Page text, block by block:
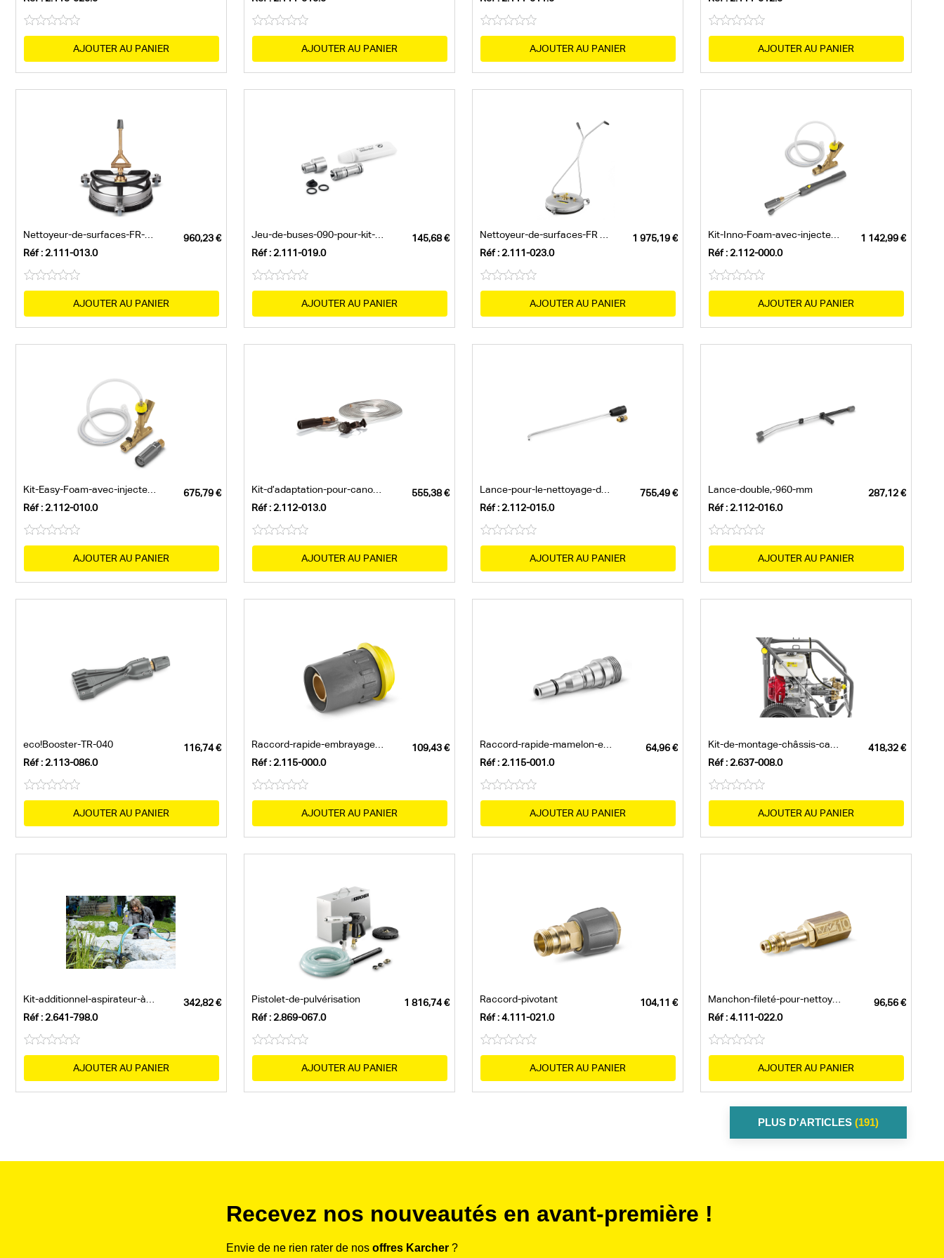
AJOUTER AU PANIER AJOUTER AU PANIER AJOUTER AU PANIER AJOUTER AU PANIER
Nettoyeur-de-surfaces-FR-30-Me
Réf : 2.111-013.0
AJOUTER AU PANIER
Jeu-de-buses-090-pour-kit-Inno/Easy-700–...
Réf : 2.111-019.0
AJOUTER AU PANIER
Nettoyeur-de-surfaces-FR 50-Me
Réf : 2.111-023.0
AJOUTER AU PANIER
Kit-Inno-Foam-avec-injecteur-de-détergent
Réf : 2.112-000.0
AJOUTER AU PANIER
Kit-Easy-Foam-avec-injecteur-de-détergent
Réf : 2.112-010.0
AJOUTER AU PANIER
Kit-d’adaptation-pour-canon-à-mousse
Réf : 2.112-013.0
AJOUTER AU PANIER
Lance-pour-le-nettoyage-des-caniveaux
Réf : 2.112-015.0
AJOUTER AU PANIER
Lance-double,-960-mm
Réf : 2.112-016.0
AJOUTER AU PANIER
eco!Booster-TR-040
Réf : 2.113-086.0
AJOUTER AU PANIER
Raccord-rapide-embrayage-taraudage-trapé
Réf : 2.115-000.0
AJOUTER AU PANIER
Raccord-rapide-mamelon-enfichable-taraud
Réf : 2.115-001.0
AJOUTER AU PANIER
Kit-de-montage-châssis-cage,-petit
Réf : 2.637-008.0
AJOUTER AU PANIER
Kit-additionnel-aspirateur-à-boue
Réf : 2.641-798.0
AJOUTER AU PANIER
Pistolet-de-pulvérisation
Réf : 2.869-067.0
AJOUTER AU PANIER
Raccord-pivotant
Réf : 4.111-021.0
AJOUTER AU PANIER
Manchon-fileté-pour-nettoyeur-de-surface...
Réf : 4.111-022.0
AJOUTER AU PANIER
PLUS D'ARTICLES (191)
Recevez nos nouveautés en avant-première !
Envie de ne rien rater de nos offres Karcher ?